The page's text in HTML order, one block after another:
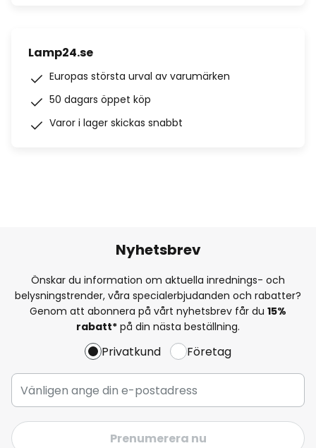
Lamp24.se
Europas största urval av varumärken
50 dagars öppet köp
Varor i lager skickas snabbt
Nyhetsbrev
Önskar du information om aktuella inrednings- och
belysningstrender, våra specialerbjudanden och rabatter?
Genom att abonnera på vårt nyhetsbrev får du 15%
rabatt* på din nästa beställning.
Privatkund Företag
Prenumerera nu